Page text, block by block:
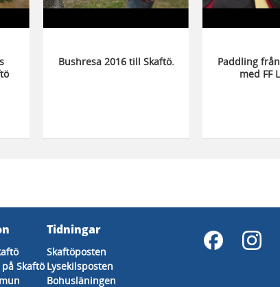
Bushresa 2016 till Skaftö.
Paddling
med FF
Skaftö
Tidningar
Skaftöposten
Lysekilsposten
Bohusläningen